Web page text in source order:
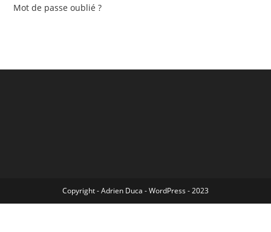
Mot de passe oublié ?
Copyright - Adrien Duca - WordPress - 2023